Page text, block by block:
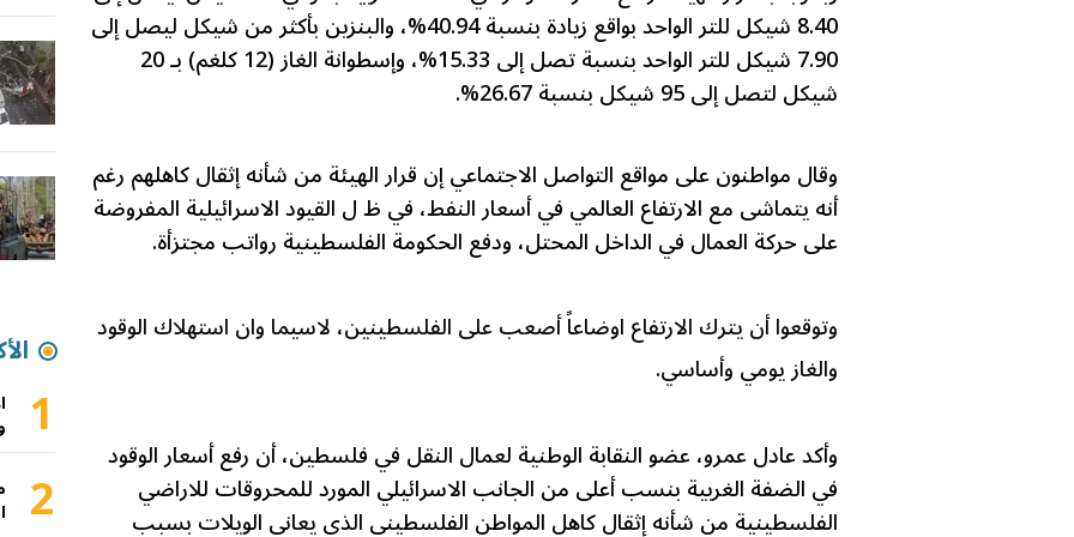
8.40 شيكل للتر الواحد بواقع زيادة بنسبة 40.94%، والبنزين بأكثر من شيكل ليصل إلى
7.90 شيكل للتر الواحد بنسبة تصل إلى 15.33%، وإسطوانة الغاز (12 كلغم) بـ 20
شيكل لتصل إلى 95 شيكل بنسبة 26.67%.
وقال مواطنون على مواقع التواصل الاجتماعي إن قرار الهيئة من شأنه إثقال كاهلهم رغم
أنه يتماشى مع الارتفاع العالمي في أسعار النفط، في ظ ل القيود الاسرائيلية المفروضة
على حركة العمال في الداخل المحتل، ودفع الحكومة الفلسطينية رواتب مجتزأة.
وتوقعوا أن يترك الارتفاع اوضاعاً أصعب على الفلسطينين، لاسيما وان استهلاك الوقود
والغاز يومي وأساسي.
وأكد عادل عمرو، عضو النقابة الوطنية لعمال النقل في فلسطين، أن رفع أسعار الوقود
في الضفة الغربية بنسب أعلى من الجانب الاسرائيلي المورد للمحروقات للاراضي
الفلسطينية من شأنه إثقال كاهل المواطن الفلسطيني الذي يعاني الويلات بسبب
1
2